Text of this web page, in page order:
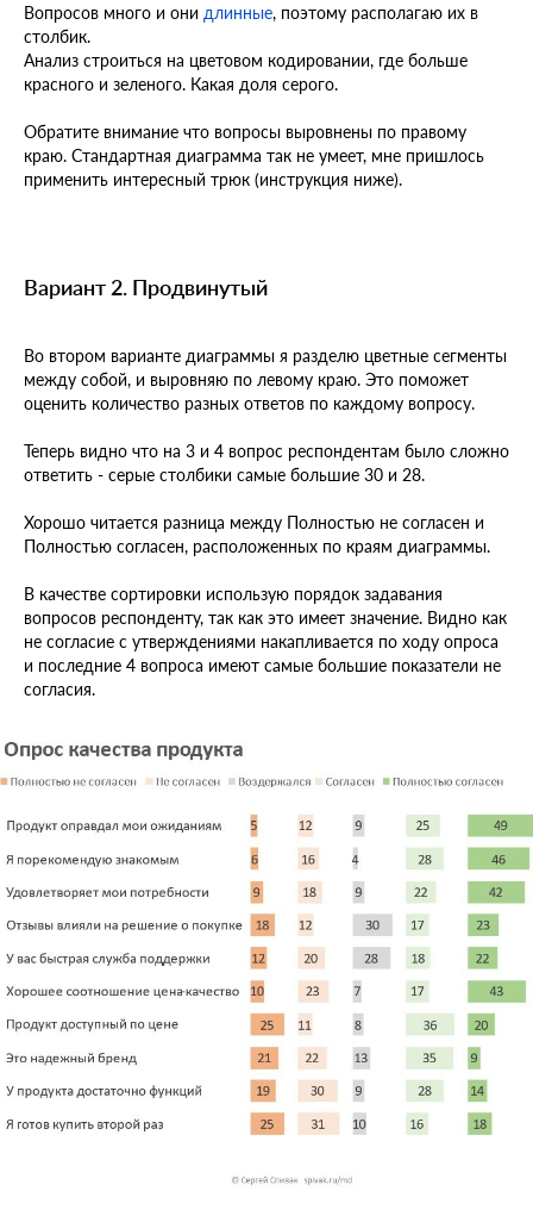
Вопросов много и они длинные, поэтому располагаю их в
столбик.
Анализ строиться на цветовом кодировании, где больше
красного и зеленого. Какая доля серого.
Обратите внимание что вопросы выровнены по правому
краю. Стандартная диаграмма так не умеет, мне пришлось
применить интересный трюк (инструкция ниже).
Вариант 2. Продвинутый
Во втором варианте диаграммы я разделю цветные сегменты
между собой, и выровняю по левому краю. Это поможет
оценить количество разных ответов по каждому вопросу.
Теперь видно что на 3 и 4 вопрос респондентам было сложно
ответить - серые столбики самые большие 30 и 28.
Хорошо читается разница между Полностью не согласен и
Полностью согласен, расположенных по краям диаграммы.
В качестве сортировки использую порядок задавания
вопросов респонденту, так как это имеет значение. Видно как
не согласие с утверждениями накапливается по ходу опроса
и последние 4 вопроса имеют самые большие показатели не
согласия.